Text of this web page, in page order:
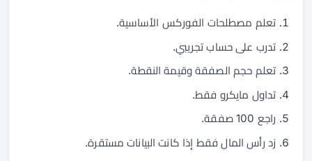
تعلم مصطلحات الفوركس الأساسية.
تدرب على حساب تجريبي.
تعلم حجم الصفقة وقيمة النقطة.
تداول مايكرو فقط.
راجع 100 صفقة.
زد رأس المال فقط إذا كانت البيانات مستقرة.